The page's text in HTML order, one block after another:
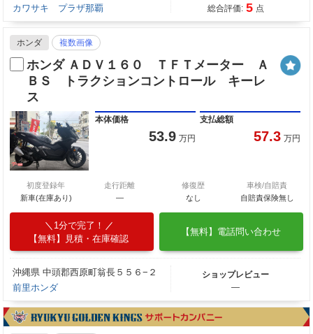
カワサキ プラザ那覇
総合評価: 5 点
ホンダ 複数画像
ホンダ ＡＤＶ１６０ ＴＦＴメーター Ａ
ＢＳ トラクションコントロール キーレ
ス
本体価格
53.9 万円
支払総額
57.3 万円
初度登録年
新車(在庫あり)
走行距離
―
修復歴
なし
車検/自賠責
自賠責保険無し
1分で完了！
【無料】見積・在庫確認
【無料】電話問い合わせ
沖縄県 中頭郡西原町翁長５５６−２
前里ホンダ
ショップレビュー
―